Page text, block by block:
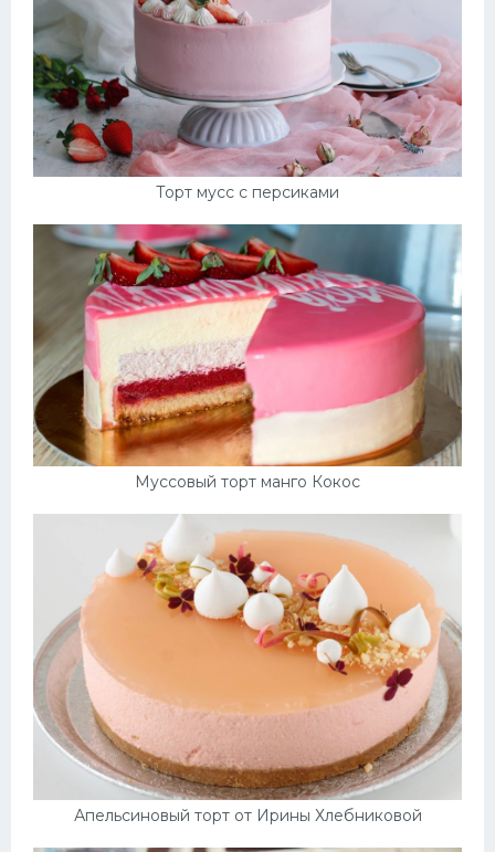
Торт мусс с персиками
Муссовый торт манго Кокос
Апельсиновый торт от Ирины Хлебниковой